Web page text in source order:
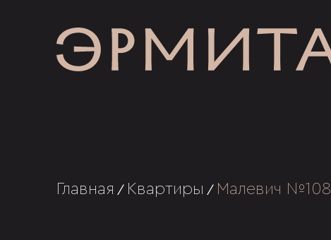
Главная / Квартиры / Малевич №108